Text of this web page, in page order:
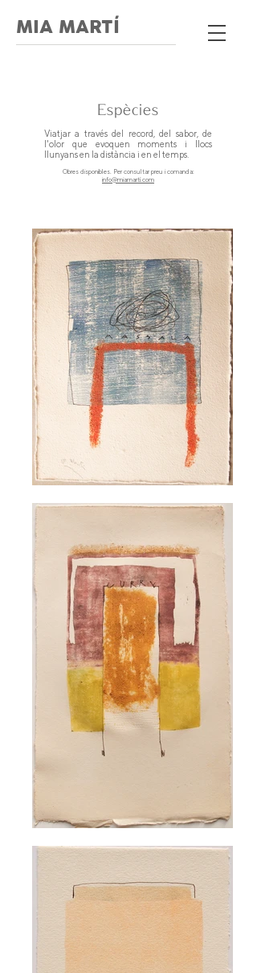
MIA MARTÍ
Espècies
Viatjar a través del record, del sabor, de
l'olor que evoquen moments i llocs
llunyans en la distància i en el temps.
Obres disponibles. Per consultar preu i comanda:
info@miamartí.com